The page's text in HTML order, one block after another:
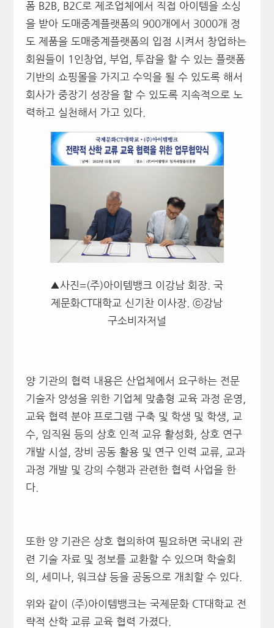
폼 B2B, B2C로 제조업체에서 직접 아이템을 소싱
을 받아 도매중계플랫폼의 900개에서 3000개 정
도 제품을 도매중계플랫폼의 입점 시켜서 창업하는
회원들이 1인창업, 부업, 투잡을 할 수 있는 플랫폼
기반의 쇼핑몰을 가지고 수익을 될 수 있도록 해서
회사가 중장기 성장을 할 수 있도록 지속적으로 노
력하고 실천해서 가고 있다.
▲사진=(주)아이템뱅크 이강남 회장. 국
제문화CT대학교 신기찬 이사장. ⓒ강남
구소비자저널
양 기관의 협력 내용은 산업체에서 요구하는 전문
기술자 양성을 위한 기업체 맞춤형 교육 과정 운영,
교육 협력 분야 프로그램 구축 및 학생 및 학생, 교
수, 임직원 등의 상호 인적 교유 활성화, 상호 연구
개발 시설, 장비 공동 활용 및 연구 인력 교류, 교과
과정 개발 및 강의 수행과 관련한 협력 사업을 한
다.
또한 양 기관은 상호 협의하여 필요하면 국내외 관
련 기술 자료 및 정보를 교환할 수 있으며 학술회
의, 세미나, 워크샵 등을 공동으로 개최할 수 있다.
위와 같이 (주)아이템뱅크는 국제문화 CT대학교 전
략적 산학 교류 교육 협력 가졌다.